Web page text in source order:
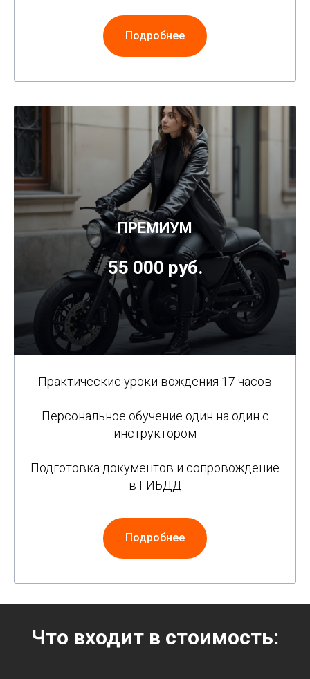
Подробнее
ПРЕМИУМ
55 000 руб.
Практические уроки вождения 17 часов
Персональное обучение один на один с
инструктором
Подготовка документов и сопровождение
в ГИБДД
Подробнее
Что входит в стоимость: